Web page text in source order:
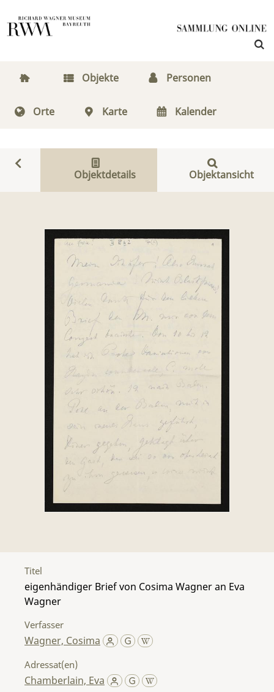
Objekte Personen
Orte Karte Kalender
Objektdetails Objektansicht
Titel
eigenhändiger Brief von Cosima Wagner an Eva
Wagner
Verfasser
Wagner, Cosima
Adressat(en)
Chamberlain, Eva